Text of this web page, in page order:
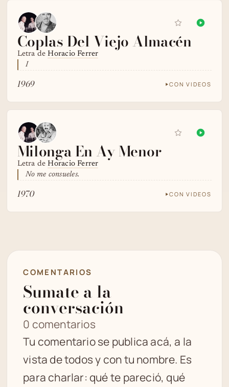
Coplas Del Viejo Almacén
Letra deHoracio Ferrer
I
1969 CON VIDEOS
Milonga En Ay Menor
Letra deHoracio Ferrer
No me consueles.
1970 CON VIDEOS
COMENTARIOS
Sumate a la
conversación
0 comentarios
Tu comentario se publica acá, a la
vista de todos y con tu nombre. Es
para charlar: qué te pareció, qué